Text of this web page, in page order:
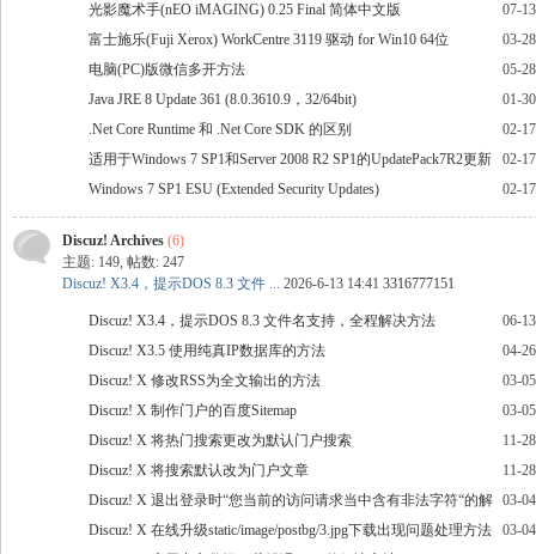
07-
光影魔术手(nEO iMAGING) 0.25 Final 简体中文版
03-
富士施乐(Fuji Xerox) WorkCentre 3119 驱动 for Win10 64位
05-
电脑(PC)版微信多开方法
01-
Java JRE 8 Update 361 (8.0.3610.9，32/64bit)
02-
.Net Core Runtime 和 .Net Core SDK 的区别
02-
适用于Windows 7 SP1和Server 2008 R2 SP1的UpdatePack7R2更新
集
02-
Windows 7 SP1 ESU (Extended Security Updates)
Discuz! Archives (6)
主题: 149, 帖数: 247
Discuz! X3.4，提示DOS 8.3 文件 ... 2026-6-13 14:41 3316777151
06-
Discuz! X3.4，提示DOS 8.3 文件名支持，全程解决方法
04-
Discuz! X3.5 使用纯真IP数据库的方法
03-
Discuz! X 修改RSS为全文输出的方法
03-
Discuz! X 制作门户的百度Sitemap
11-
Discuz! X 将热门搜索更改为默认门户搜索
11-
Discuz! X 将搜索默认改为门户文章
03-
Discuz! X 退出登录时“您当前的访问请求当中含有非法字符“的解
决方法
03-
Discuz! X 在线升级static/image/postbg/3.jpg下载出现问题处理方法